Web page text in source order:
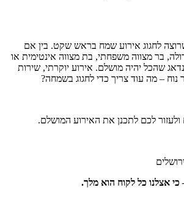
לחגוג אירוע שמח בראש שקט. בין אם
בר מצווה משפחתי, בת מצווה אינטימית או
שהכל יהיה מושלם. אירוע יוקרתי, שירות
נוח – מה עוד צריך כדי לחגוג בשמחה?
לכם לתכנן את האירוע המושלם.
כי אצלנו כל לקוח הוא מלך.